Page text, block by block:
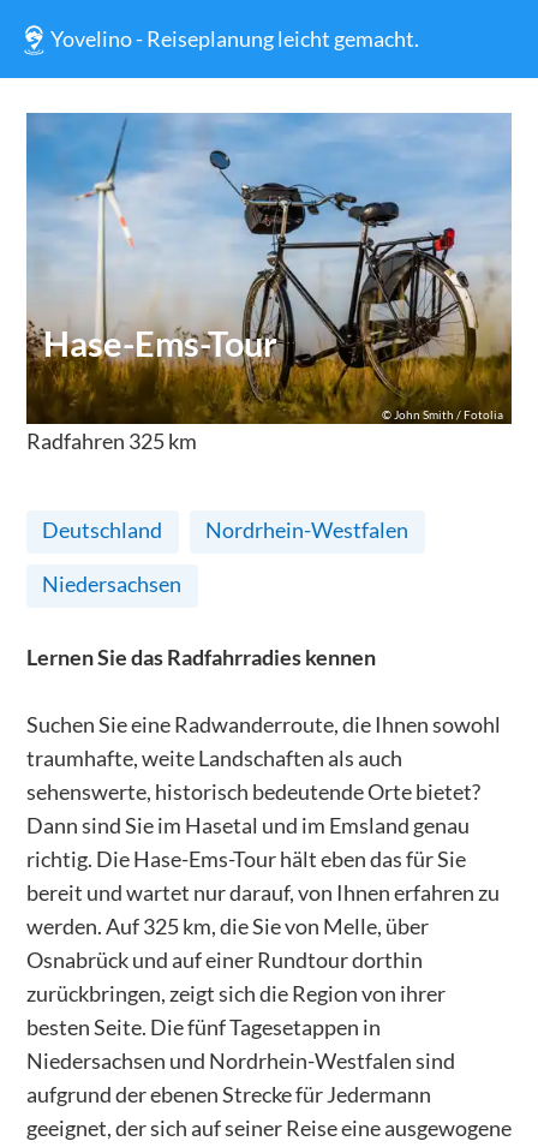
Yovelino - Reiseplanung leicht gemacht.
©John Smith / Fotolia
Hase-Ems-Tour
Radfahren 325km
Deutschland Nordrhein-Westfalen
Niedersachsen
Lernen Sie das Radfahrradies kennen
Suchen Sie eine Radwanderroute, die Ihnen sowohl
traumhafte, weite Landschaften als auch
sehenswerte, historisch bedeutende Orte bietet?
Dann sind Sie im Hasetal und im Emsland genau
richtig. Die Hase-Ems-Tour hält eben das für Sie
bereit und wartet nur darauf, von Ihnen erfahren zu
werden. Auf 325 km, die Sie von Melle, über
Osnabrück und auf einer Rundtour dorthin
zurückbringen, zeigt sich die Region von ihrer
besten Seite. Die fünf Tagesetappen in
Niedersachsen und Nordrhein-Westfalen sind
aufgrund der ebenen Strecke für Jedermann
geeignet, der sich auf seiner Reise eine ausgewogene